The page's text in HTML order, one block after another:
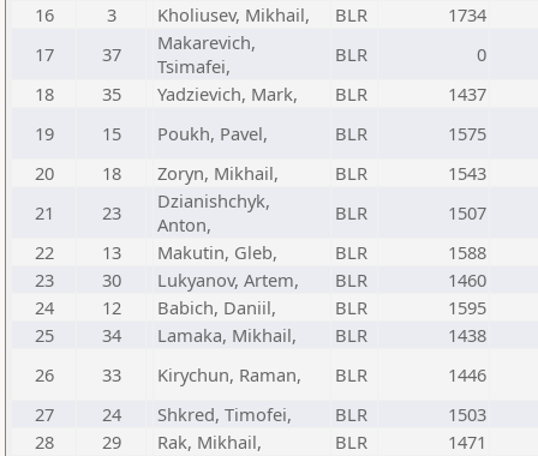
16
3 Kholiusev, Mikhail, BLR
1734
17
37
Makarevich,
Tsimafei,
BLR
0
18
35 Yadzievich, Mark, BLR
1437
19
15 Poukh, Pavel, BLR
1575
20
18 Zoryn, Mikhail, BLR
1543
21
23
Dzianishchyk,
Anton,
BLR
1507
22
13 Makutin, Gleb, BLR
1588
23
30 Lukyanov, Artem, BLR
1460
24
12 Babich, Daniil, BLR
1595
25
34 Lamaka, Mikhail, BLR
1438
26
33 Kirychun, Raman, BLR
1446
27
24 Shkred, Timofei, BLR
1503
28
29 Rak, Mikhail, BLR
1471